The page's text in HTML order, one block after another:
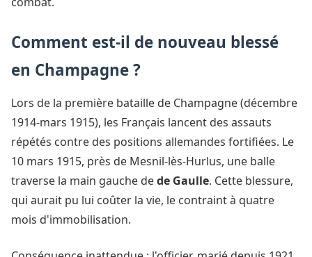
Comment est-il de nouveau blessé
en Champagne ?
Lors de la première bataille de Champagne (décembre
1914-mars 1915), les Français lancent des assauts
répétés contre des positions allemandes fortifiées. Le
10 mars 1915, près de Mesnil-lès-Hurlus, une balle
traverse la main gauche dede Gaulle. Cette blessure,
qui aurait pu lui coûter la vie, le contraint à quatre
mois d'immobilisation.